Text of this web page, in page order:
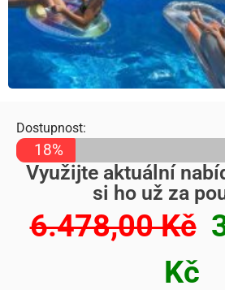
Dostupnost:
18%
Využijte aktuální
si ho už za
6.478,00 Kč
Kč